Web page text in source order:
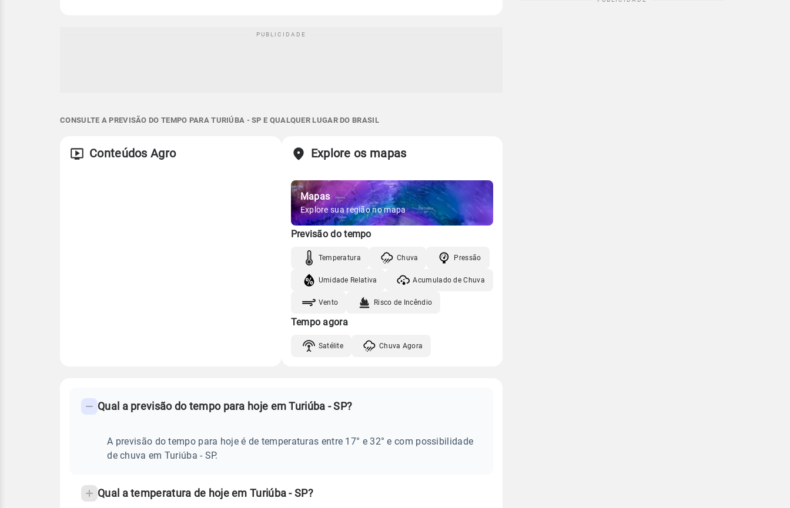
CONSULTE A PREVISÃO DO TEMPO PARA TURIÚBA - SP E QUALQUER LUGAR DO BRASIL
Conteúdos Agro Explore os mapas
Mapas
Explore sua região no mapa
Previsão do tempo
Temperatura Chuva Pressão
Umidade Relativa Acumulado de Chuva
Vento Risco de Incêndio
Tempo agora
Satélite Chuva Agora
PREVISÃO
frequentes
temperatura
Qual a previsão do tempo para hoje em Turiúba - SP?
A previsão do tempo para hoje é de temperaturas entre 17° e 32° e com possibilidade
de chuva em Turiúba - SP.
Qual a temperatura de hoje em Turiúba - SP?